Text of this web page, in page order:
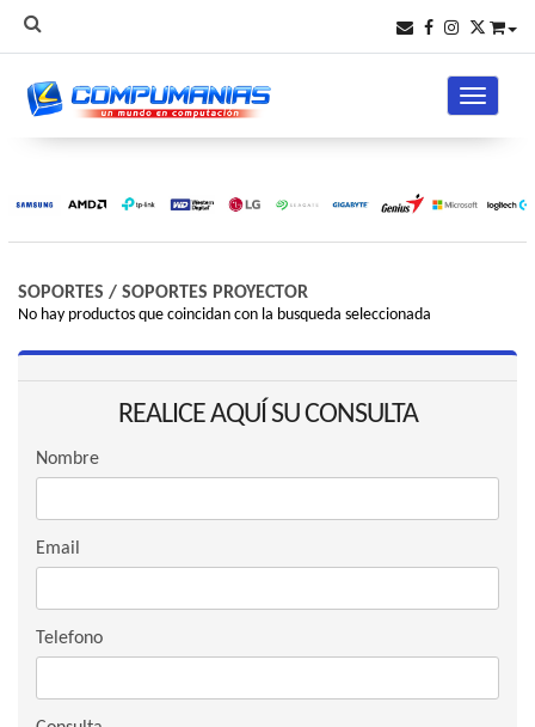
Toggle
SOPORTES / SOPORTES PROYECTOR
No hay productos que coincidan con la busqueda seleccionada
REALICE AQUÍ SU CONSULTA
Nombre
Email
Telefono